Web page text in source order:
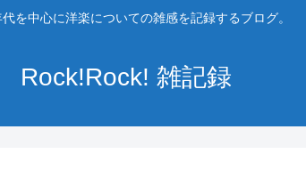
を中心に洋楽についての雑感を記録するブログ。
Rock!Rock! 雑記録